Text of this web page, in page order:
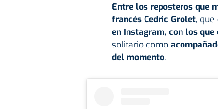
Entre los reposteros que
francés Cedric Grolet, que
en Instagram, con los
solitario como
del momento.